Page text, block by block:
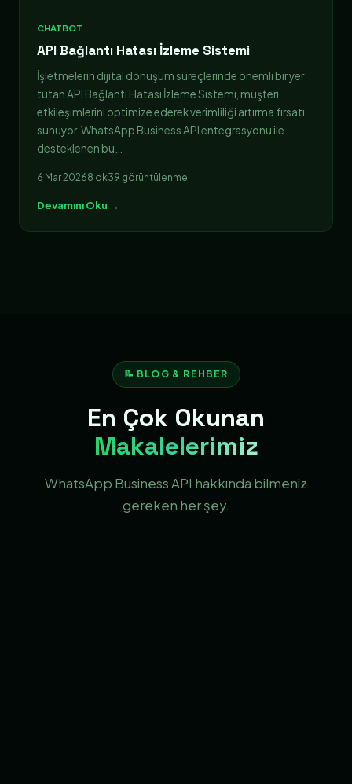
CHATBOT
API Bağlantı Hatası İzleme Sistemi
İşletmelerin dijital dönüşüm süreçlerinde önemli bir yer
tutan API Bağlantı Hatası İzleme Sistemi, müşteri
etkileşimlerini optimize ederek verimliliği artırma fırsatı
sunuyor. WhatsApp Business API entegrasyonu ile
desteklenen bu…
6 Mar 20268 dk39 görüntülenme
Devamını Oku →
📝 BLOG & REHBER
En Çok Okunan
Makalelerimiz
WhatsApp Business API hakkında bilmeniz
gereken her şey.